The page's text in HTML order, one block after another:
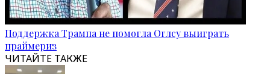
Поддержка Трампа не помогла Оглсу выиграть
праймериз
ЧИТАЙТЕ ТАКЖЕ